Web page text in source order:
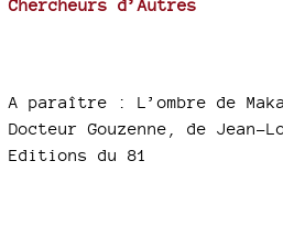
Chercheurs d’Autres
A paraître : L’ombre de
Docteur Gouzenne, de Jean-
Editions du 81